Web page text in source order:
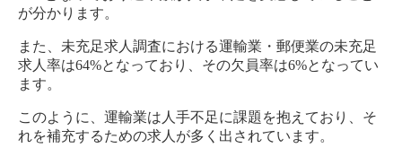
が分かります。
また、未充足求人調査における運輸業・郵便業の未充足
求人率は64%となっており、その欠員率は6%となってい
ます。
このように、運輸業は人手不足に課題を抱えており、そ
れを補充するための求人が多く出されています。